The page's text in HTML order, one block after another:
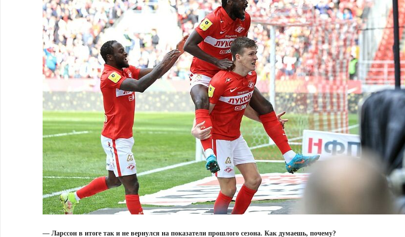
— Ларссон в итоге так и не вернулся на показатели прошлого сезона. Как думаешь, почему?